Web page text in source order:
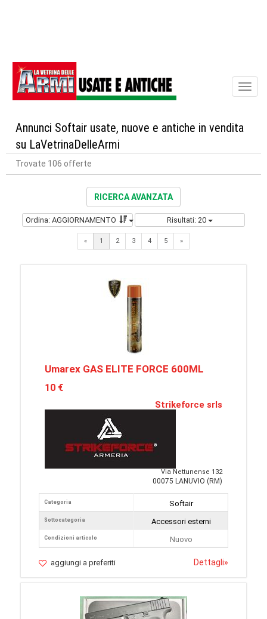
Annunci Softair usate, nuove e antiche in vendita
su LaVetrinaDelleArmi
Trovate 106 offerte
RICERCA AVANZATA
Ordina: AGGIORNAMENTO Risultati: 20
« 1 2 3 4 5 »Next
Umarex GAS ELITE FORCE 600ML
10 €
Strikeforce srls
Via Nettunense 132
00075 LANUVIO (RM)
Categoria
Sottocategoria
Condizioni articolo
Softair
Accessori esterni
Nuovo
aggiungi a preferiti Dettagli»